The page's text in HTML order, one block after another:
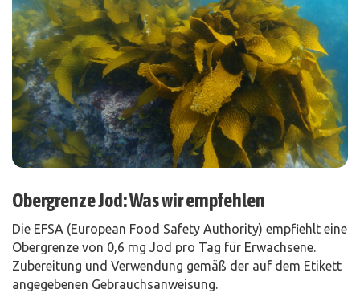
Obergrenze Jod: Was wir empfehlen
Die EFSA (European Food Safety Authority) empfiehlt eine
Obergrenze von 0,6 mg Jod pro Tag für Erwachsene.
Zubereitung und Verwendung gemäß der auf dem Etikett
angegebenen Gebrauchsanweisung.